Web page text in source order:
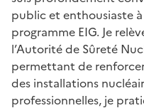
public et enthousiaste
programme EIG. Je
l’Autorité de Sûreté
permettant de
des installations
professionnelles, je